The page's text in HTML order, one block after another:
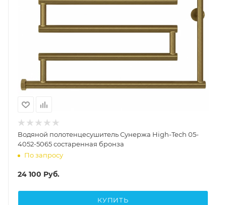
Водяной полотенцесушитель Сунержа High-Tech 05-
4052-5065 состаренная бронза
По запросу
24 100 Руб.
КУПИТЬ